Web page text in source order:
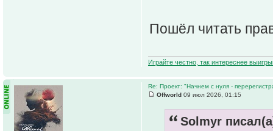
Пошёл читать
Играйте честно, так интереснее
Re: Проект: "Начнем с нуля -
Offworld 09 июл 2026, 01:15
Solmyr